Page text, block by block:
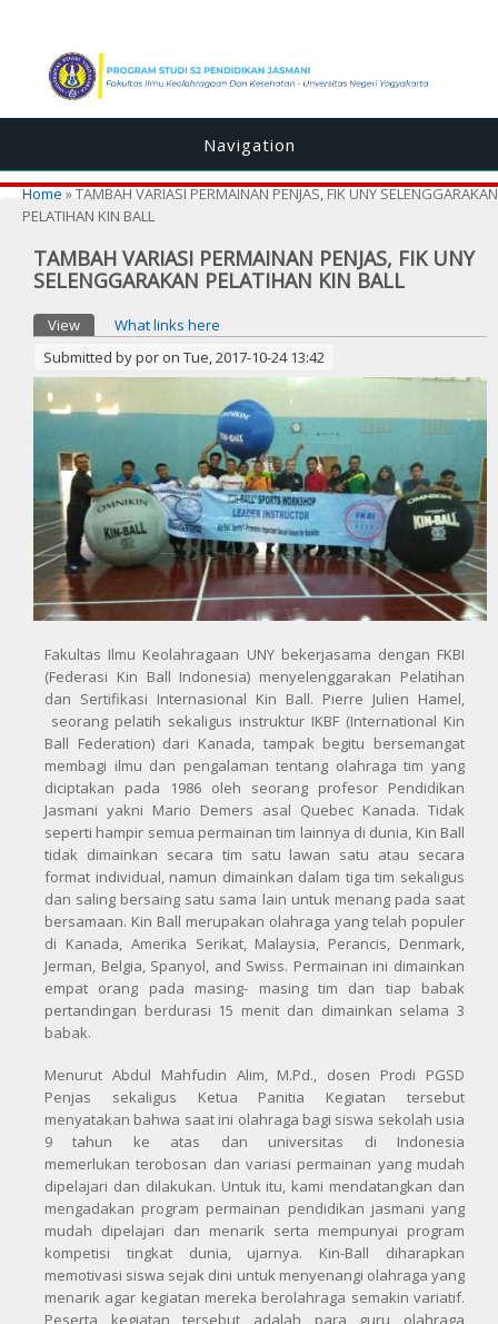
Navigation
You are here
Home » TAMBAH VARIASI PERMAINAN PENJAS, FIK UNY SELENGGARAKAN
PELATIHAN KIN BALL
TAMBAH VARIASI PERMAINAN PENJAS, FIK UNY
SELENGGARAKAN PELATIHAN KIN BALL
Primary tabs
View (active tab)
What links here
Submitted bypor on Tue, 2017-10-24 13:42
Fakultas Ilmu Keolahragaan UNY bekerjasama dengan FKBI
(Federasi Kin Ball Indonesia) menyelenggarakan Pelatihan
dan Sertifikasi Internasional Kin Ball. Pierre Julien Hamel,
seorang pelatih sekaligus instruktur IKBF (International Kin
Ball Federation) dari Kanada, tampak begitu bersemangat
membagi ilmu dan pengalaman tentang olahraga tim yang
diciptakan pada 1986 oleh seorang profesor Pendidikan
Jasmani yakni Mario Demers asal Quebec Kanada. Tidak
seperti hampir semua permainan tim lainnya di dunia, Kin Ball
tidak dimainkan secara tim satu lawan satu atau secara
format individual, namun dimainkan dalam tiga tim sekaligus
dan saling bersaing satu sama lain untuk menang pada saat
bersamaan. Kin Ball merupakan olahraga yang telah populer
di Kanada, Amerika Serikat, Malaysia, Perancis, Denmark,
Jerman, Belgia, Spanyol, and Swiss. Permainan ini dimainkan
empat orang pada masing- masing tim dan tiap babak
pertandingan berdurasi 15 menit dan dimainkan selama 3
babak.
Menurut Abdul Mahfudin Alim, M.Pd., dosen Prodi PGSD
Penjas sekaligus Ketua Panitia Kegiatan tersebut
menyatakan bahwa saat ini olahraga bagi siswa sekolah usia
9 tahun ke atas dan universitas di Indonesia
memerlukan terobosan dan variasi permainan yang mudah
dipelajari dan dilakukan. Untuk itu, kami mendatangkan dan
mengadakan program permainan pendidikan jasmani yang
mudah dipelajari dan menarik serta mempunyai program
kompetisi tingkat dunia, ujarnya. Kin-Ball diharapkan
memotivasi siswa sejak dini untuk menyenangi olahraga yang
menarik agar kegiatan mereka berolahraga semakin variatif.
Peserta kegiatan tersebut adalah para guru olahraga